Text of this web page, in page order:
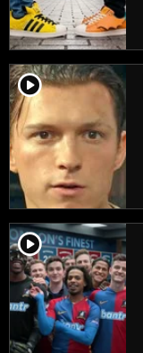
player2
player2